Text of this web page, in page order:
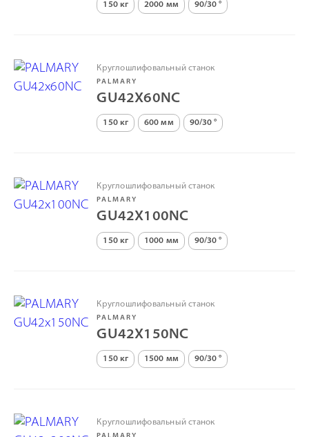
150 кг 2000 мм 90/30 °
Круглошлифовальный станок
PALMARY
GU42X60NC
150 кг 600 мм 90/30 °
Круглошлифовальный станок
PALMARY
GU42X100NC
150 кг 1000 мм 90/30 °
Круглошлифовальный станок
PALMARY
GU42X150NC
150 кг 1500 мм 90/30 °
Круглошлифовальный станок